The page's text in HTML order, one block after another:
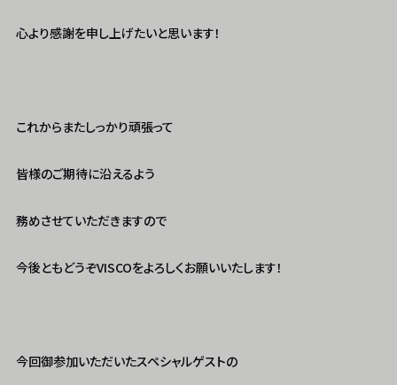
心より感謝を申し上げたいと思います！
これからまたしっかり頑張って
皆様のご期待に沿えるよう
務めさせていただきますので
今後ともどうぞVISCOをよろしくお願いいたします！
今回御参加いただいたスペシャルゲストの